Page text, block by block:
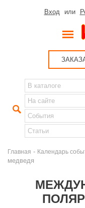
Вход или
Главная - Календарь
медведя